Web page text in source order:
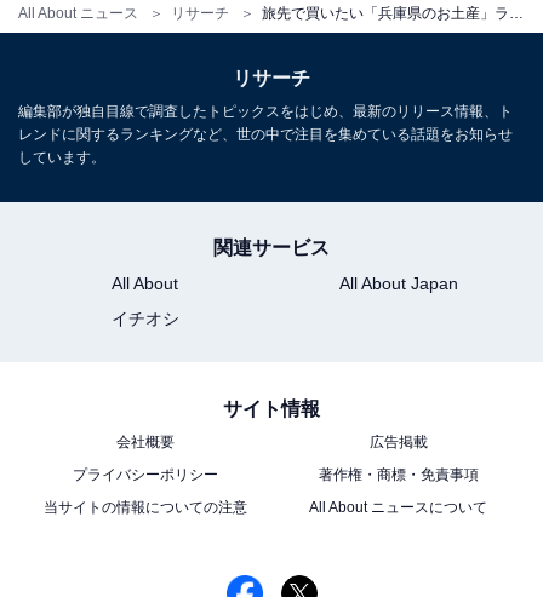
All About ニュース リサーチ
リサーチ
編集部が独自目線で調査したトピックスをはじめ、最新のリリース情報、ト
レンドに関するランキングなど、世の中で注目を集めている話題をお知らせ
しています。
関連サービス
All About
All About Japan
イチオシ
サイト情報
会社概要
広告掲載
プライバシーポリシー
著作権・商標・免責事項
当サイトの情報についての注意
All About ニュースについて